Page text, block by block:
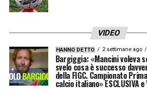
VIDEO
HANNO DETTO 2 settimane ago
Bargiggia: «Mancini voleva
svelo cosa è successo
della FIGC. Campionato
calcio italiano» ESCLUSIVA e